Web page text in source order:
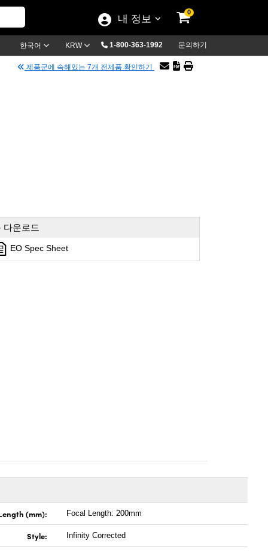
내 정보
0
한국어 KRW 1-800-363-1992 문의하기
제품군에 속해있는 7개 전제품 확인하기
다운로드
EO Spec Sheet
(mm): Focal Length: 200mm
Style: Infinity Corrected